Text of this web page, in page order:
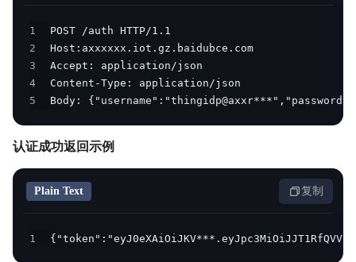
1
2
3
4
5
Body:
认证成功返回示例
Plain Text 复制
1